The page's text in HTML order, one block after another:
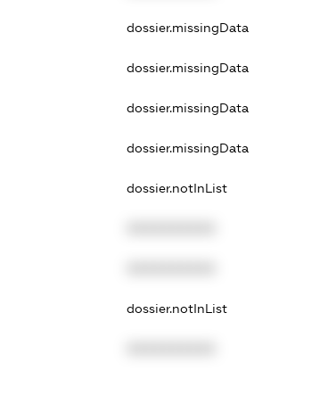
dossier.missingData
dossier.missingData
dossier.missingData
dossier.missingData
dossier.notInList
dossier.notInList